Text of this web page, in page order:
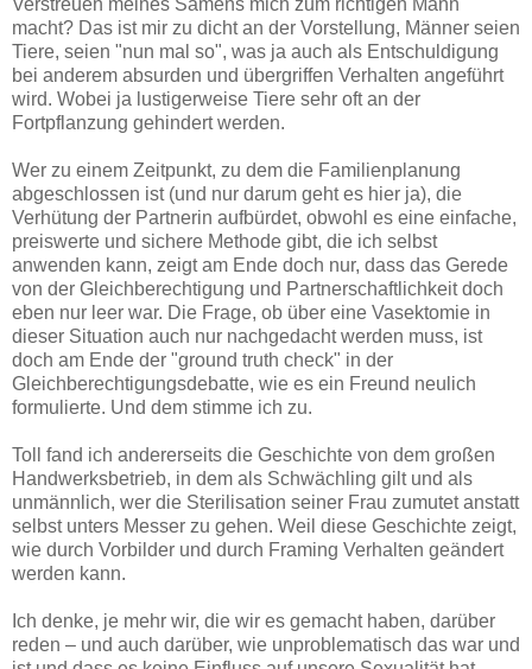
Verstreuen meines Samens mich zum richtigen Mann
macht? Das ist mir zu dicht an der Vorstellung, Männer seien
Tiere, seien "nun mal so", was ja auch als Entschuldigung
bei anderem absurden und übergriffen Verhalten angeführt
wird. Wobei ja lustigerweise Tiere sehr oft an der
Fortpflanzung gehindert werden.
Wer zu einem Zeitpunkt, zu dem die Familienplanung
abgeschlossen ist (und nur darum geht es hier ja), die
Verhütung der Partnerin aufbürdet, obwohl es eine einfache,
preiswerte und sichere Methode gibt, die ich selbst
anwenden kann, zeigt am Ende doch nur, dass das Gerede
von der Gleichberechtigung und Partnerschaftlichkeit doch
eben nur leer war. Die Frage, ob über eine Vasektomie in
dieser Situation auch nur nachgedacht werden muss, ist
doch am Ende der "ground truth check" in der
Gleichberechtigungsdebatte, wie es ein Freund neulich
formulierte. Und dem stimme ich zu.
Toll fand ich andererseits die Geschichte von dem großen
Handwerksbetrieb, in dem als Schwächling gilt und als
unmännlich, wer die Sterilisation seiner Frau zumutet anstatt
selbst unters Messer zu gehen. Weil diese Geschichte zeigt,
wie durch Vorbilder und durch Framing Verhalten geändert
werden kann.
Ich denke, je mehr wir, die wir es gemacht haben, darüber
reden – und auch darüber, wie unproblematisch das war und